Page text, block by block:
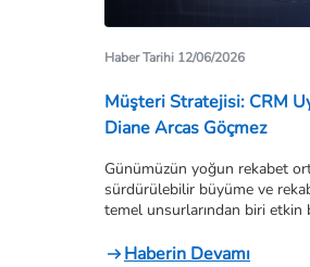
Haber Tarihi 12/06/2026
Müşteri Stratejisi: CRM
Diane Arcas Göçmez
Günümüzün yoğun rekabet
sürdürülebilir büyüme ve
temel unsurlarından biri
büyüyen müşteri portföyleri
Haberin Devamı